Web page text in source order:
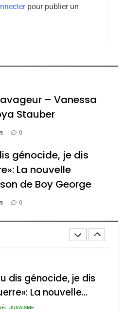
pour publier un
– Vanessa
Stauber
0
génocide, je dis
La nouvelle
de Boy George
0
la Nostalgie
d’Isaac: l’alliance
s’étendre à 13
latine
DIGNE ET RÉSILIENTE :
: Les amandes de
le miel de Tadla
consacrés produits
terroir
ravageur – Vanessa
La nouvelle
de Boy George
JUDAISME